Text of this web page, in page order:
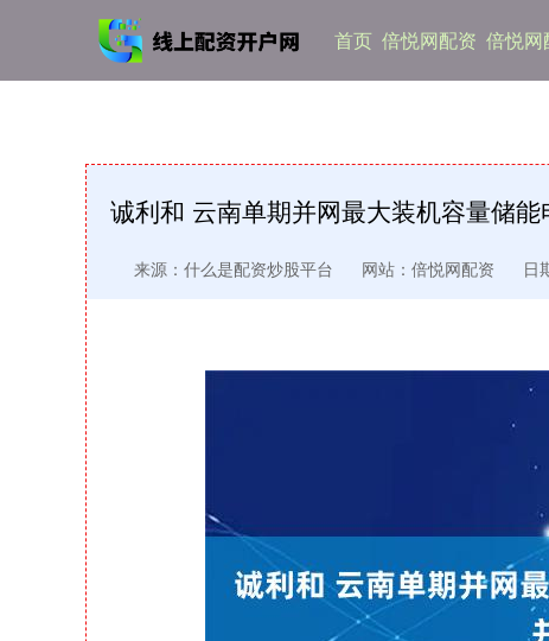
首页 倍悦网配资 倍悦网
诚利和 云南单期并网最大装机容量储能
来源：什么是配资炒股平台 网站：倍悦网配资 日